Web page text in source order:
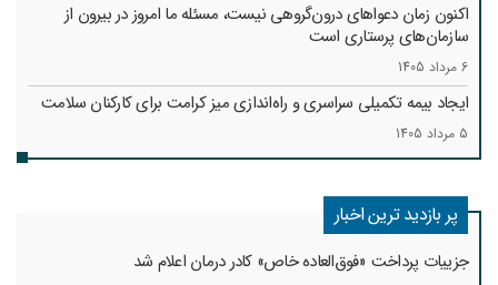
اکنون زمان دعواهای درون‌گروهی نیست، مسئله ما امروز در بیرون از
سازمان‌های پرستاری است
6 مرداد 1405
ایجاد بیمه تکمیلی سراسری و راه‌اندازی میز کرامت برای کارکنان سلامت
5 مرداد 1405
پر بازدید ترین اخبار
جزییات پرداخت «فوق‌العاده خاص» کادر درمان اعلام شد